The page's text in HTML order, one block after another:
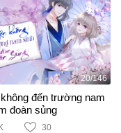
20/146
đến trường nam
đoàn sủng
30